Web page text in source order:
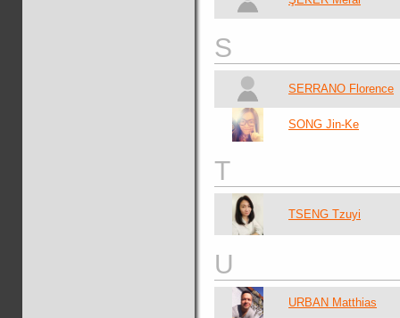
S
SERRANO Florence
SONG Jin-Ke
T
TSENG Tzuyi
U
URBAN Matthias